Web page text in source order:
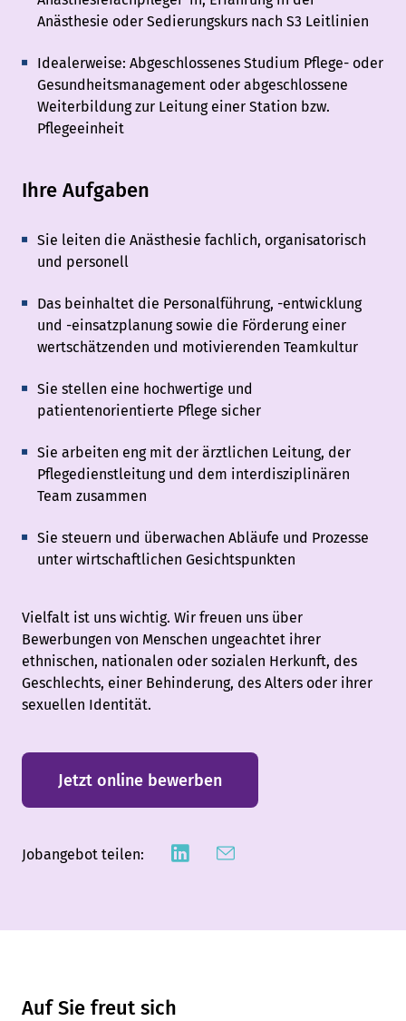
Anästhesie oder Sedierungskurs nach S3 Leitlinien
Idealerweise: Abgeschlossenes Studium Pflege- oder
Gesundheitsmanagement oder abgeschlossene
Weiterbildung zur Leitung einer Station bzw.
Pflegeeinheit
Ihre Aufgaben
Sie leiten die Anästhesie fachlich, organisatorisch
und personell
Das beinhaltet die Personalführung, -entwicklung
und -einsatzplanung sowie die Förderung einer
wertschätzenden und motivierenden Teamkultur
Sie stellen eine hochwertige und
patientenorientierte Pflege sicher
Sie arbeiten eng mit der ärztlichen Leitung, der
Pflegedienstleitung und dem interdisziplinären
Team zusammen
Sie steuern und überwachen Abläufe und Prozesse
unter wirtschaftlichen Gesichtspunkten
Vielfalt ist uns wichtig. Wir freuen uns über
Bewerbungen von Menschen ungeachtet ihrer
ethnischen, nationalen oder sozialen Herkunft, des
Geschlechts, einer Behinderung, des Alters oder ihrer
sexuellen Identität.
Jetzt online bewerben
Jobangebot teilen:
Auf Sie freut sich